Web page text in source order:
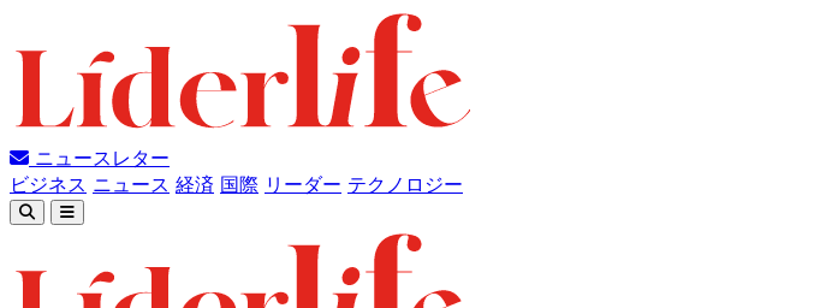
ニュースレター
ビジネス ニュース 経済 国際 リーダー テクノロジー